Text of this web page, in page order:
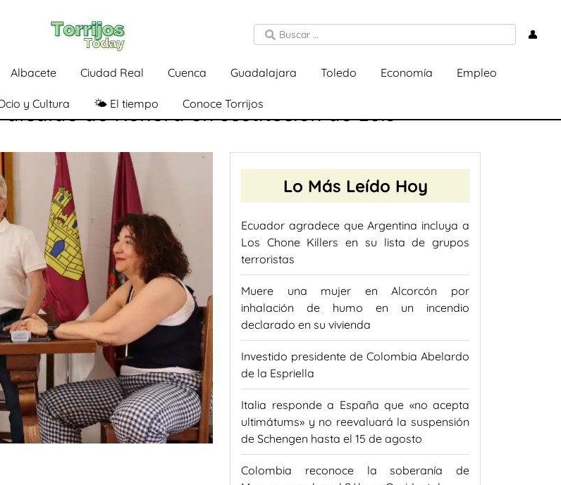
👤
Albacete Ciudad Real Cuenca Guadalajara Toledo Economía Empleo
y Cultura 🌤️ El tiempo Conoce Torrijos
de Renera en sustitución de Luis
Lo Más Leído Hoy
Ecuador agradece que Argentina incluya a
Los Chone Killers en su lista de grupos
terroristas
Muere una mujer en Alcorcón por
inhalación de humo en un incendio
declarado en su vivienda
Investido presidente de Colombia Abelardo
de la Espriella
Italia responde a España que «no acepta
ultimátums» y no reevaluará la suspensión
de Schengen hasta el 15 de agosto
Colombia reconoce la soberanía de